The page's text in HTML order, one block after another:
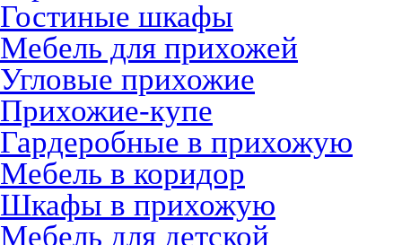
Гостиные шкафы
Мебель для прихожей
Угловые прихожие
Прихожие-купе
Гардеробные в прихожую
Мебель в коридор
Шкафы в прихожую
Мебель для детской